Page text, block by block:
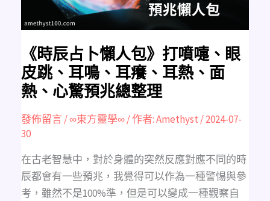
《時辰占卜懶人包》打噴嚏、眼
皮跳、耳鳴、耳癢、耳熱、面
熱、心驚預兆總整理
發佈留言/∞東方靈學∞/ 作者:Amethyst/2024-07-
30
在古老智慧中，對於身體的突然反應對應不同的時
辰都會有一些預兆，我覺得可以作為一種警惕與參
考，雖然不是100%準，但是可以變成一種觀察自
鳴、
耳
耳
熱、
面
熱、
心
驚
預
總
整